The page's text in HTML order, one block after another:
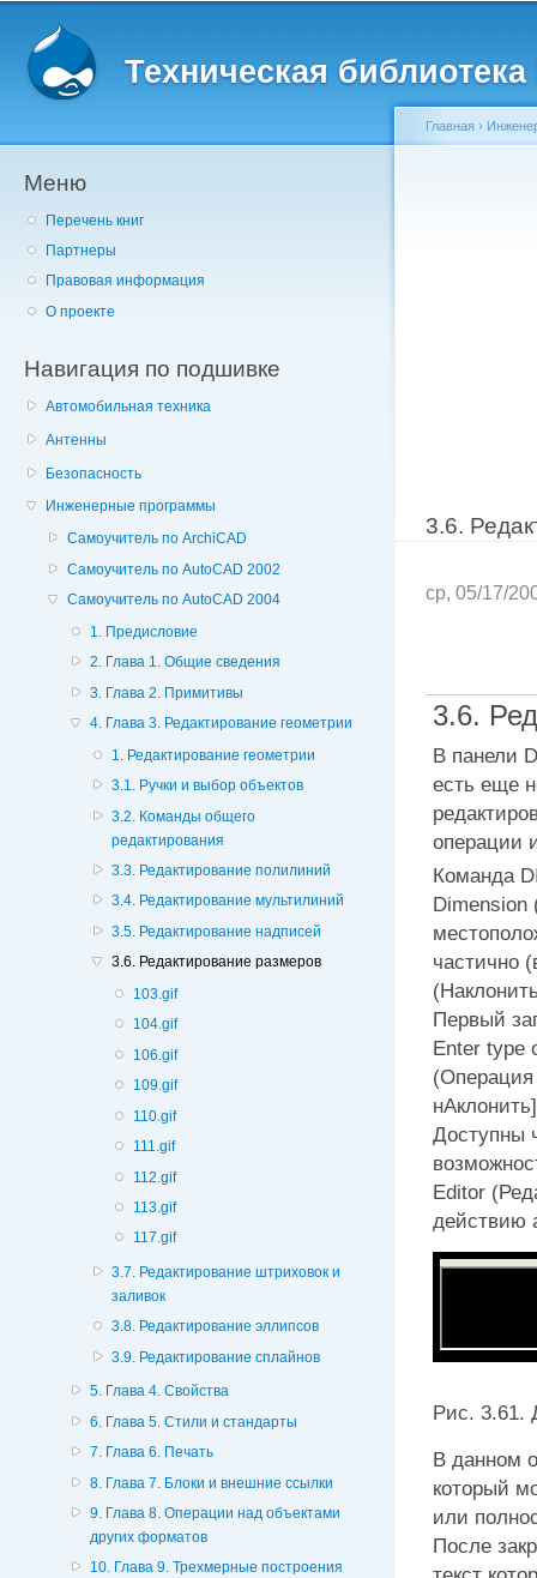
Техническая
Меню
Перечень книг
Партнеры
Правовая информация
О проекте
Навигация по подшивке
Автомобильная техника
Антенны
Безопасность
Инженерные программы
Самоучитель по ArchiCAD
Самоучитель по AutoCAD 2002
Самоучитель по AutoCAD 2004
1. Предисловие
2. Глава 1. Общие сведения
3. Глава 2. Примитивы
4. Глава 3. Редактирование геометрии
1. Редактирование геометрии
3.1. Ручки и выбор объектов
3.2. Команды общего
редактирования
3.3. Редактирование полилиний
3.4. Редактирование мультилиний
3.5. Редактирование надписей
3.6. Редактирование размеров
103.gif
104.gif
106.gif
109.gif
110.gif
111.gif
112.gif
113.gif
117.gif
3.7. Редактирование штриховок и
заливок
3.8. Редактирование эллипсов
3.9. Редактирование сплайнов
5. Глава 4. Свойства
6. Глава 5. Стили и стандарты
7. Глава 6. Печать
8. Глава 7. Блоки и внешние ссылки
9. Глава 8. Операции над объектами
других форматов
10. Глава 9. Трехмерные построения
Главная ›
3.6.
ср, 05/17/
3.6.
В панели
есть еще
операции
Команда
Dimension
частично
Первый
Enter type
(Операция
Доступны
Editor
действию
Рис. 3.61.
В данном
который
или
После